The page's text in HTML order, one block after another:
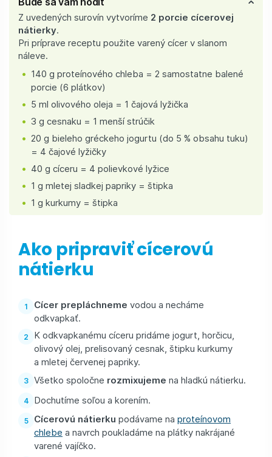
Z uvedených surovín vytvoríme 2 porcie cícerovej
nátierky.
Pri príprave receptu použite varený cícer v slanom
náleve.
140 g proteínového chleba = 2 samostatne balené
porcie (6 plátkov)
5 ml olivového oleja = 1 čajová lyžička
3 g cesnaku = 1 menší strúčik
20 g bieleho gréckeho jogurtu (do 5 % obsahu tuku)
= 4 čajové lyžičky
40 g cíceru = 4 polievkové lyžice
1 g mletej sladkej papriky = štipka
1 g kurkumy = štipka
Ako pripraviť cícerovú
nátierku
Cícer prepláchneme vodou a necháme
odkvapkať.
K odkvapkanému cíceru pridáme jogurt, horčicu,
olivový olej, prelisovaný cesnak, štipku kurkumy
a mletej červenej papriky.
Všetko spoločne rozmixujeme na hladkú nátierku.
Dochutíme soľou a korením.
Cícerovú nátierku podávame na proteínovom
chlebe a navrch poukladáme na plátky nakrájané
varené vajíčko.